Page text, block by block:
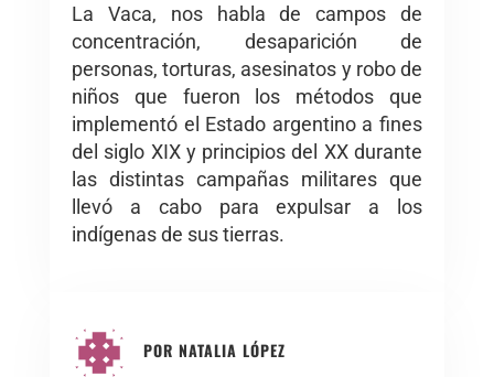
La Vaca, nos habla de campos de
concentración, desaparición de
personas, torturas, asesinatos y robo de
niños que fueron los métodos que
implementó el Estado argentino a fines
del siglo XIX y principios del XX durante
las distintas campañas militares que
llevó a cabo para expulsar a los
indígenas de sus tierras.
POR NATALIA LÓPEZ